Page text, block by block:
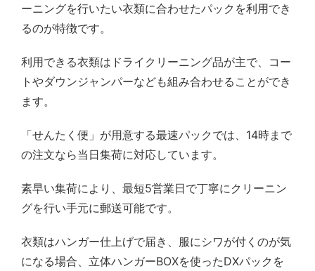
ーニングを行いたい衣類に合わせたパックを利用でき
るのが特徴です。
利用できる衣類はドライクリーニング品が主で、コー
トやダウンジャンパーなども組み合わせることができ
ます。
「せんたく便」が用意する最速パックでは、14時まで
の注文なら当日集荷に対応しています。
素早い集荷により、最短5営業日で丁寧にクリーニン
グを行い手元に郵送可能です。
衣類はハンガー仕上げで届き、服にシワが付くのが気
になる場合、立体ハンガーBOXを使ったDXパックを